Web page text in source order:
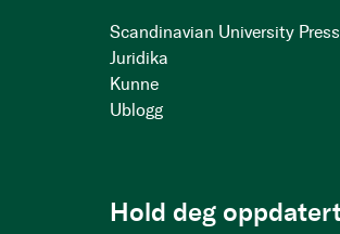
Scandinavian University Press
Juridika
Kunne
Ublogg
Hold deg